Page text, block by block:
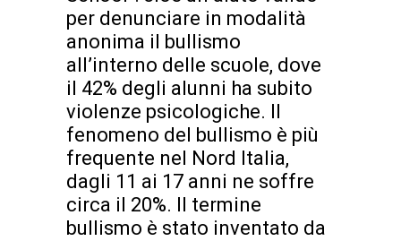
per denunciare in modalità
anonima il bullismo
all’interno delle scuole, dove
il 42% degli alunni ha subito
violenze psicologiche. Il
fenomeno del bullismo è più
frequente nel Nord Italia,
dagli 11 ai 17 anni ne soffre
circa il 20%. Il termine
bullismo è stato inventato da